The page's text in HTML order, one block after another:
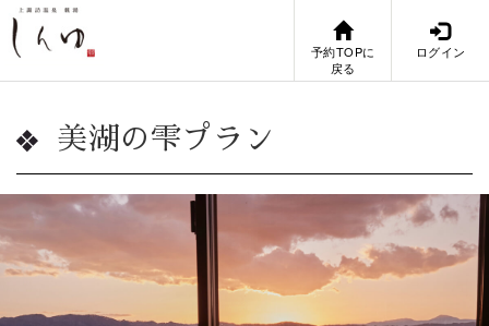
予約TOPに
戻る
ログイン
美湖の雫プラン